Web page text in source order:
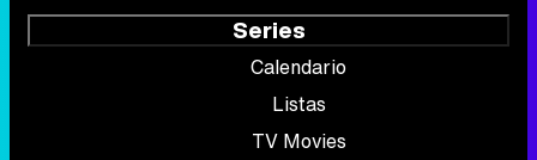
Series
Calendario
Listas
TV Movies